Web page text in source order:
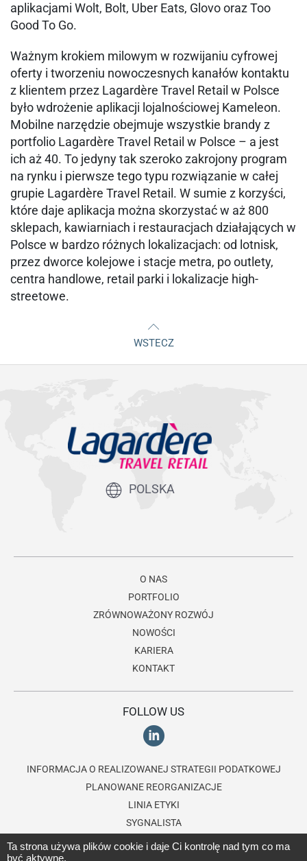
aplikacjami Wolt, Bolt, Uber Eats, Glovo oraz Too
Good To Go.
Ważnym krokiem milowym w rozwijaniu cyfrowej
oferty i tworzeniu nowoczesnych kanałów kontaktu
z klientem przez Lagardère Travel Retail w Polsce
było wdrożenie aplikacji lojalnościowej Kameleon.
Mobilne narzędzie obejmuje wszystkie brandy z
portfolio Lagardère Travel Retail w Polsce – a jest
ich aż 40. To jedyny tak szeroko zakrojony program
na rynku i pierwsze tego typu rozwiązanie w całej
grupie Lagardère Travel Retail. W sumie z korzyści,
które daje aplikacja można skorzystać w aż 800
sklepach, kawiarniach i restauracjach działających w
Polsce w bardzo różnych lokalizacjach: od lotnisk,
przez dworce kolejowe i stacje metra, po outlety,
centra handlowe, retail parki i lokalizacje high-
streetowe.
WSTECZ
POLSKA
O NAS
PORTFOLIO
ZRÓWNOWAŻONY ROZWÓJ
NOWOŚCI
KARIERA
KONTAKT
FOLLOW US
INFORMACJA O REALIZOWANEJ STRATEGII PODATKOWEJ
PLANOWANE REORGANIZACJE
LINIA ETYKI
SYGNALISTA
Ta strona używa plików cookie i daje Ci kontrolę nad tym co ma
być aktywne.